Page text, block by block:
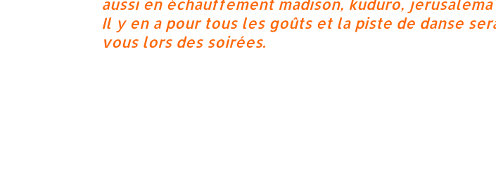
aussi en échauffement madison, kuduro, jerusalema
Il y en a pour tous les goûts et la piste de danse
vous lors des soirées.